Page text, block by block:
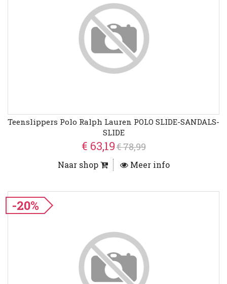
Teenslippers Polo Ralph Lauren POLO SLIDE-SANDALS-
SLIDE
€ 63,19€ 78,99
Naar shop Meer info
-20%